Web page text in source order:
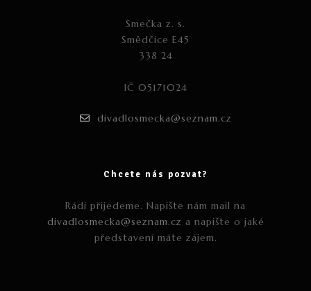
Smečka z. s.
Smědčice E45
338 24
IČ 05171024
divadlosmecka@seznam.cz
Chcete nás pozvat?
Rádi přijedeme. Napište nám mail na
divadlosmecka@seznam.cz a napište o jaké
představení máte zájem.